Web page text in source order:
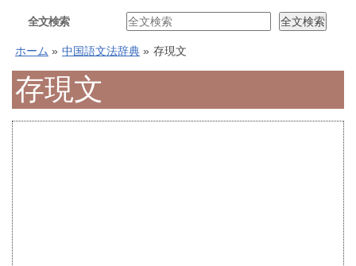
t
i
全文検索
ホーム » 中国語文法辞典 » 存現文
存現文